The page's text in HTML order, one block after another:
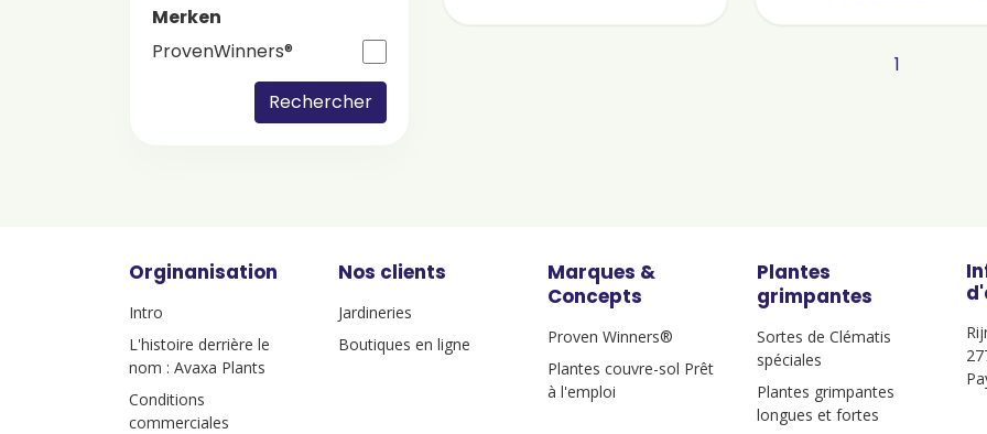
Merken
ProvenWinners®
Rechercher
1
Orginanisation
Intro
L'histoire derrière le
nom : Avaxa Plants
Conditions
commerciales
Nos clients
Jardineries
Boutiques en ligne
Marques &
Concepts
Proven Winners®
Plantes couvre-sol Prêt
à l'emploi
Plantes
grimpantes
Sortes de Clématis
spéciales
Plantes grimpantes
longues et fortes